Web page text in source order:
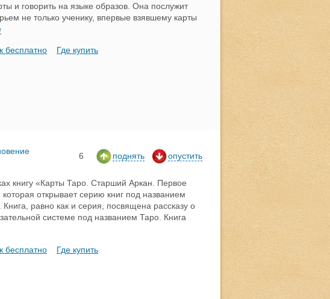
и говорить на языке образов. Она послужит
не только ученику, впервые взявшему карты
бесплатно Где купить
6 поднять опустить
книгу «Карты Таро. Старший Аркан. Первое
открывает серию книг под названием
равно как и серия, посвящена рассказу о
системе под названием Таро. Книга
бесплатно Где купить